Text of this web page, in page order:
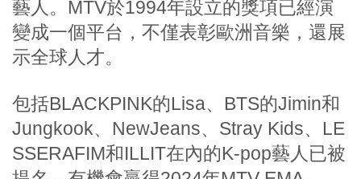
藝人。MTV於1994年設立的獎項已經演
變成一個平台，不僅表彰歐洲音樂，還展
示全球人才。
包括BLACKPINK的Lisa、BTS的Jimin和
Jungkook、NewJeans、Stray Kids、LE
SSERAFIM和ILLIT在內的K-pop藝人已被